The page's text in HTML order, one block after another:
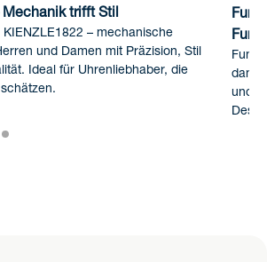
trifft Stil
– mechanische
und Damen mit Präzision, Stil
Ideal für Uhrenliebhaber, die
dank
und